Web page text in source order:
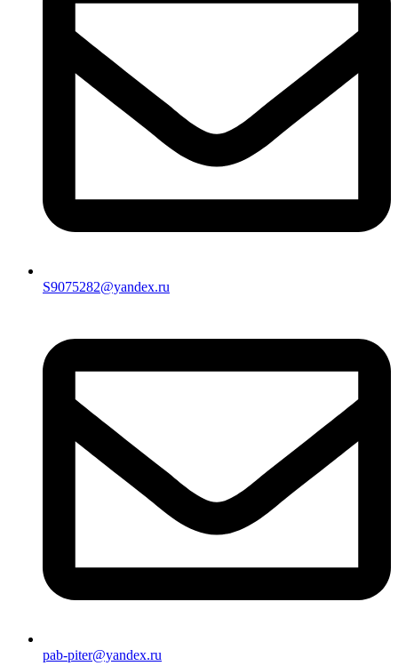
S9075282@yandex.ru
pab-piter@yandex.ru